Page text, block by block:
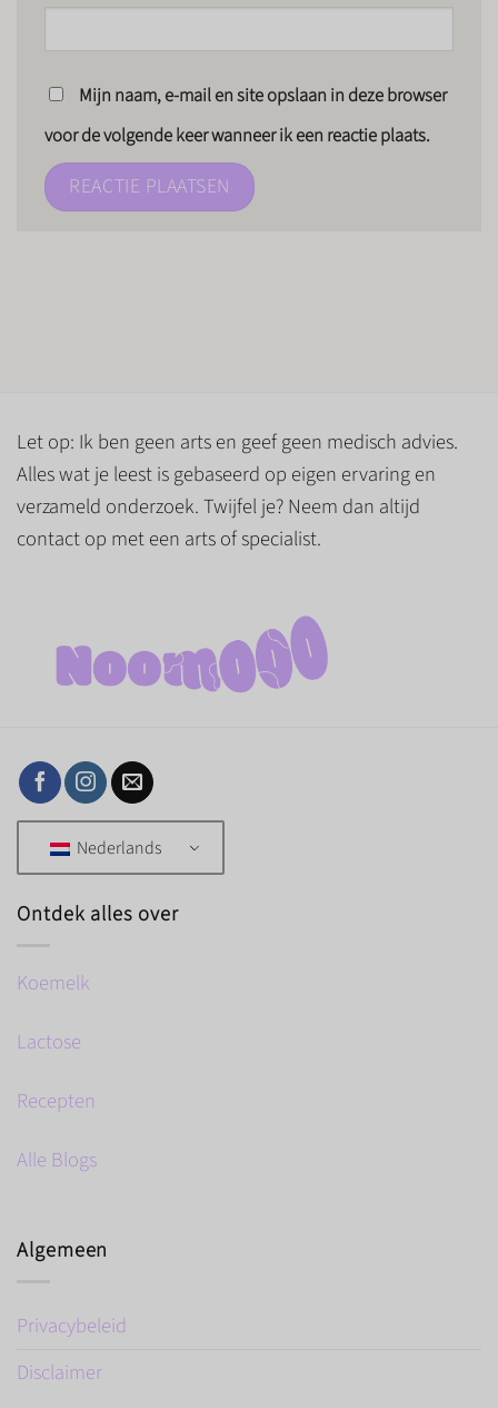
Mijn naam, e-mail en site opslaan in deze browser
voor de volgende keer wanneer ik een reactie plaats.
Let op: Ik ben geen arts en geef geen medisch advies.
Alles wat je leest is gebaseerd op eigen ervaring en
verzameld onderzoek. Twijfel je? Neem dan altijd
contact op met een arts of specialist.
Nederlands
Ontdek alles over
Koemelk
Lactose
Recepten
Alle Blogs
Algemeen
Privacybeleid
Disclaimer